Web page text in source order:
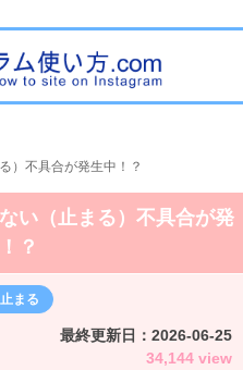
）不具合が発生中！？
い（止まる）不具合が発
？
止まる
最終更新日： 2026-06-25
34,144 view